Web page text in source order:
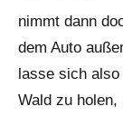
nimmt dann
dem Auto
lasse sich
Wald zu